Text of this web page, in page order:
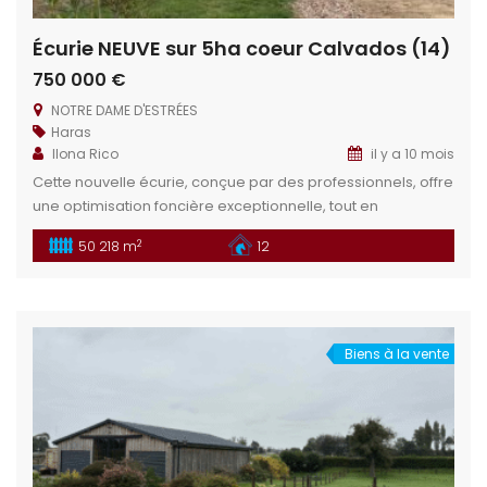
Écurie NEUVE sur 5ha coeur Calvados (14)
750 000 €
NOTRE DAME D'ESTRÉES
Haras
Ilona Rico
il y a 10 mois
Cette nouvelle écurie, conçue par des professionnels, offre
une optimisation foncière exceptionnelle, tout en
garantissant un confort maximal pour le repreneur. Située
dans une région où les sabots résonnent, elle est
écurie de propriétaires, annexe […]
50 218 m2 12
Biens à la vente